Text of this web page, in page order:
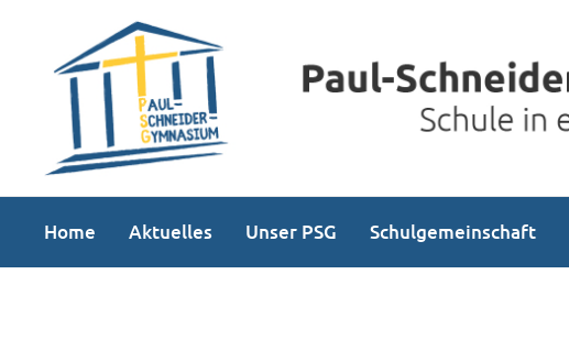
Home Aktuelles Unser PSG Schulgemeinschaft